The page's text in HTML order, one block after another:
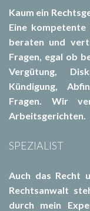
Kaum ein
Eine
beraten und
Fragen, egal ob
Vergütung,
Kündigung,
Fragen. Wir
Arbeitsgerichten.
SPEZIALIST
Auch das Recht
Rechtsanwalt
durch mein